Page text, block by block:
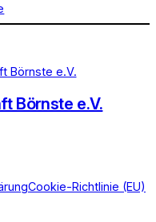
Börnste e.V.
Cookie-Richtlinie (EU)